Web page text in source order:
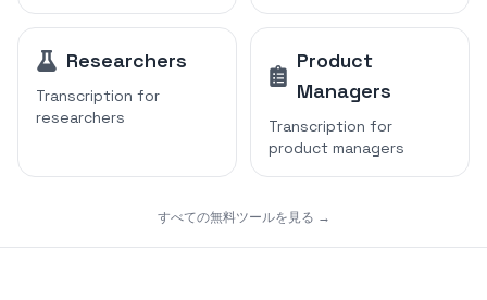
Researchers
Transcription for
researchers
Product
Managers
Transcription for
product managers
すべての無料ツールを見る →